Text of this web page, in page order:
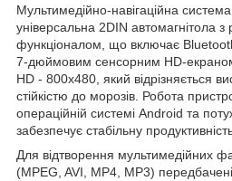
Мультимедійно-навігаційна
універсальна 2DIN автомагнітола
функціоналом, що включає
7-дюймовим сенсорним HD-
HD - 800х480, який відрізняється
стійкістю до морозів. Робота
операційній системі Android та
забезпечує стабільну
Для відтворення мультимедійних
(MPEG, AVI, MP4, MP3)